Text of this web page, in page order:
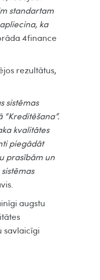
standartam
ka
4finance
rezultātus,
sistēmas
kvalitātes
piegādāt
prasībām un
augstu
savlaicīgi